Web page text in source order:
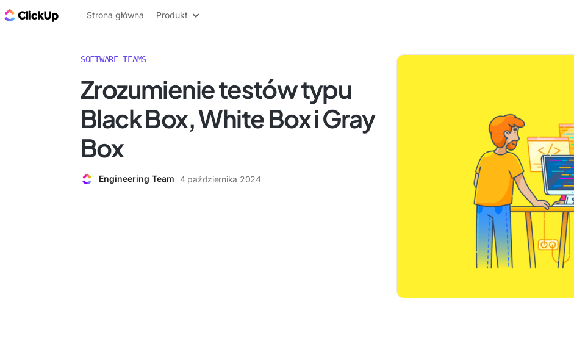
ClickUp Blog
Strona główna Produkt
SOFTWARE TEAMS
Zrozumienie testów typu
Black Box, White Box i Gray
Box
Engineering Team 4 października 2024